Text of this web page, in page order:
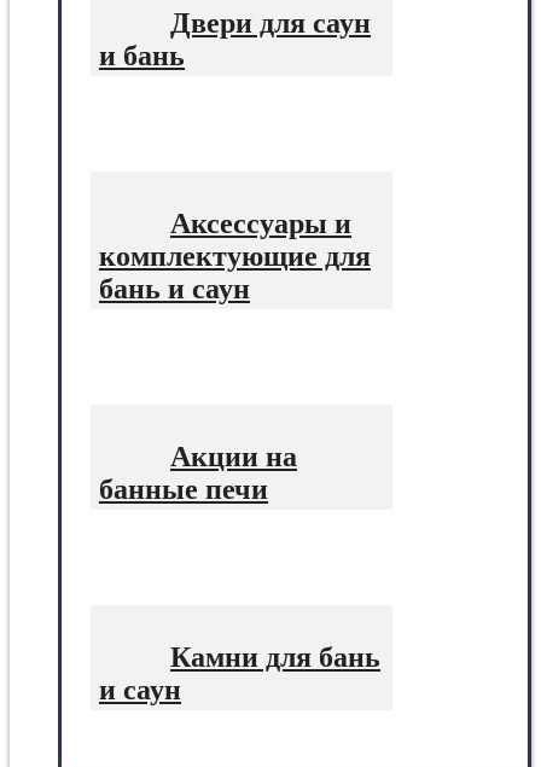
Двери для саун
и бань
Аксессуары и
комплектующие для
бань и саун
Акции на
банные печи
Камни для бань
и саун